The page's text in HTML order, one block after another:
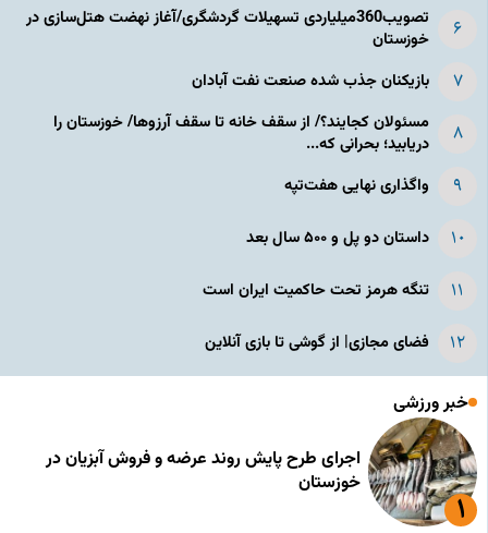
تصویب360میلیاردی تسهیلات گردشگری/آغاز نهضت هتل‌سازی در
خوزستان
بازیکنان جذب شده صنعت نفت آبادان
مسئولان کجایند؟/ از سقف خانه تا سقف آرزوها/ خوزستان را
دریابید؛ بحرانی که...
واگذاری نهایی هفت‌تپه
داستان دو پل و ۵۰۰ سال بعد
تنگه هرمز تحت حاکمیت ایران است
فضای مجازی| از گوشی تا بازی آنلاین
خبر ورزشی
اجرای طرح پایش روند عرضه و فروش آبزیان در
خوزستان